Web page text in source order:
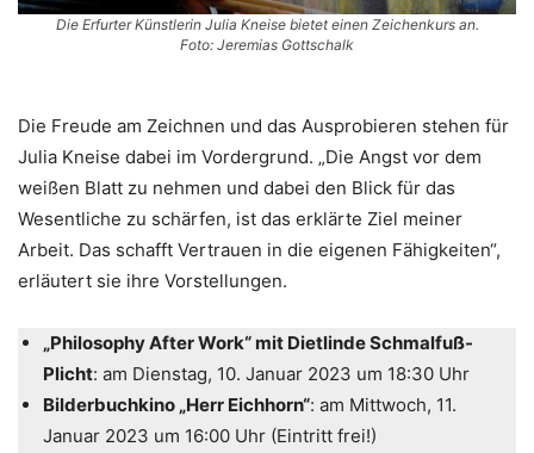
Die Erfurter Künstlerin Julia Kneise bietet einen Zeichenkurs an.
Foto: Jeremias Gottschalk
Die Freude am Zeichnen und das Ausprobieren stehen für
Julia Kneise dabei im Vordergrund. „Die Angst vor dem
weißen Blatt zu nehmen und dabei den Blick für das
Wesentliche zu schärfen, ist das erklärte Ziel meiner
Arbeit. Das schafft Vertrauen in die eigenen Fähigkeiten“,
erläutert sie ihre Vorstellungen.
„Philosophy After Work“ mit Dietlinde Schmalfuß-
Plicht: am Dienstag, 10. Januar 2023 um 18:30 Uhr
Bilderbuchkino „Herr Eichhorn“: am Mittwoch, 11.
Januar 2023 um 16:00 Uhr (Eintritt frei!)